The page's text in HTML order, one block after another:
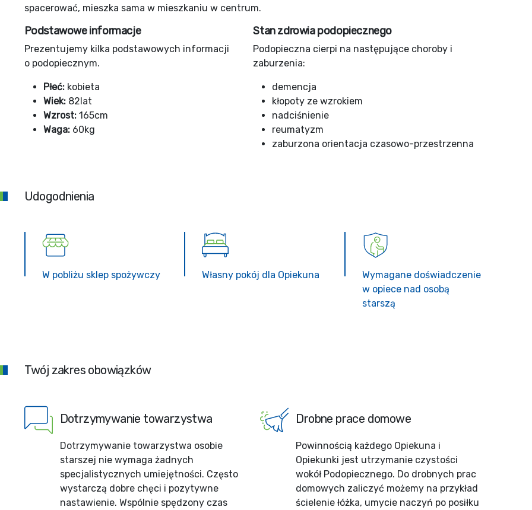
spacerować, mieszka sama w mieszkaniu w centrum.
Podstawowe informacje
Prezentujemy kilka podstawowych informacji
o podopiecznym.
Płeć: kobieta
Wiek: 82lat
Wzrost: 165cm
Waga: 60kg
Stan zdrowia podopiecznego
Podopieczna cierpi na następujące choroby i
zaburzenia:
demencja
kłopoty ze wzrokiem
nadciśnienie
reumatyzm
zaburzona orientacja czasowo-przestrzenna
Udogodnienia
W pobliżu sklep spożywczy Własny pokój dla Opiekuna
Wymagane doświadczenie
w opiece nad osobą
starszą
Twój zakres obowiązków
Dotrzymywanie towarzystwa
Dotrzymywanie towarzystwa osobie
starszej nie wymaga żadnych
specjalistycznych umiejętności. Często
wystarczą dobre chęci i pozytywne
nastawienie. Wspólnie spędzony czas
Drobne prace domowe
Powinnością każdego Opiekuna i
Opiekunki jest utrzymanie czystości
wokół Podopiecznego. Do drobnych prac
domowych zaliczyć możemy na przykład
ścielenie łóżka, umycie naczyń po posiłku